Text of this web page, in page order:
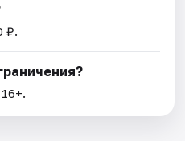
₽.